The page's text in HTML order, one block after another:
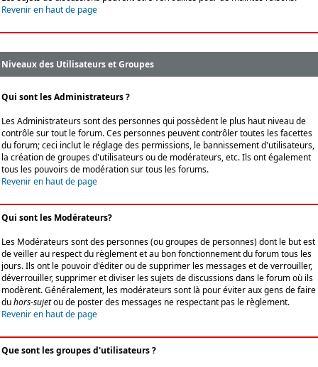
Revenir en haut de page
Niveaux des Utilisateurs et Groupes
Qui sont les Administrateurs ?
Les Administrateurs sont des personnes qui possèdent le plus haut niveau de
contrôle sur tout le forum. Ces personnes peuvent contrôler toutes les facettes
du forum; ceci inclut le réglage des permissions, le bannissement d'utilisateurs,
la création de groupes d'utilisateurs ou de modérateurs, etc. Ils ont également
tous les pouvoirs de modération sur tous les forums.
Revenir en haut de page
Qui sont les Modérateurs?
Les Modérateurs sont des personnes (ou groupes de personnes) dont le but est
de veiller au respect du règlement et au bon fonctionnement du forum tous les
jours. Ils ont le pouvoir d'éditer ou de supprimer les messages et de verrouiller,
déverrouiller, supprimer et diviser les sujets de discussions dans le forum où ils
modèrent. Généralement, les modérateurs sont là pour éviter aux gens de faire
duhors-sujetou de poster des messages ne respectant pas le règlement.
Revenir en haut de page
Que sont les groupes d'utilisateurs ?